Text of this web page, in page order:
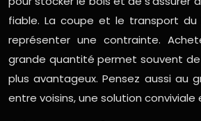
fiable. La coupe et le transport du
représenter une contrainte.
grande quantité permet souvent
plus avantageux. Pensez aussi au
entre voisins, une solution